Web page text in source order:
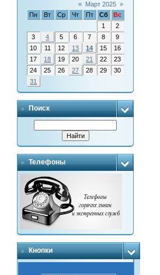
« Март 2025 »
Пн
Вт Ср Чт Пт Сб
Вс
1
2
3
4 5 6 7 8
9
10
11 12 13 14 15
16
17
18 19 20 21 22
23
24
25 26 27 28 29
30
31
Поиск
Телефоны
Кнопки